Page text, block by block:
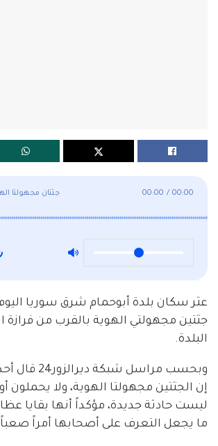
جثتان مجهولتا 00:00 / 00:00
عثر سكان بلدة أبوحمام شرق سوريا اليوم
جثتين مجهولتي الهوية بالقرب من فرازة
البلدة.
وبحسب مراسل
إن الجثتين مجهولتا الهوية، ولا يحملون
ليست حادثة جديدة، مؤكداً أنها بقايا
ما يجعل التعرف على أصحابها أمراً